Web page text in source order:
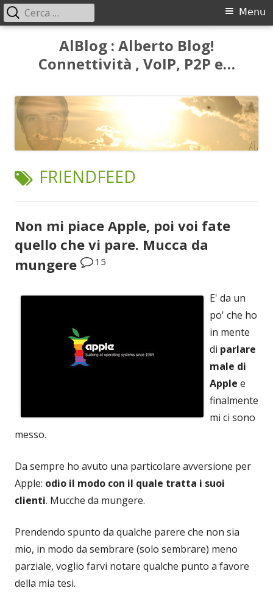
contenuto
AlBlog : Alberto Blog!
Connettività , VoIP, P2P e…
Menu
principale
Menu
Ricerca
per:
TAG:
FRIENDFEED
Non mi piace Apple, poi voi fate
quello che vi pare. Mucca da
mungere
15
E' da un
po' che ho
in mente
di parlare
male di
Apple e
finalmente
mi ci sono
messo.
Da sempre ho avuto una particolare avversione per
Apple: odio il modo con il quale tratta i suoi
clienti. Mucche da mungere.
Prendendo spunto da qualche parere che non sia
mio, in modo da sembrare (solo sembrare) meno
parziale, voglio farvi notare qualche punto a favore
della mia tesi.